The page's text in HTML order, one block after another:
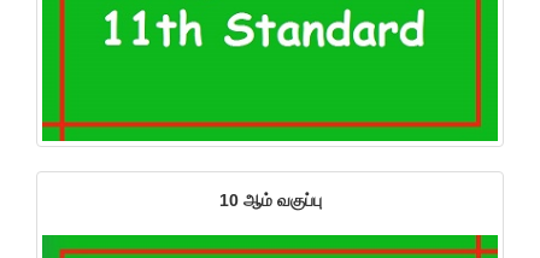
10 ஆம் வகுப்பு